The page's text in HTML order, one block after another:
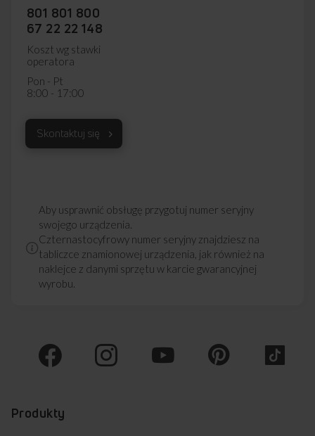
801 801 800
67 22 22 148
Koszt wg stawki
operatora
Pon - Pt
8:00 - 17:00
Skontaktuj się
Aby usprawnić obsługę przygotuj numer seryjny
swojego urządzenia.
Czternastocyfrowy numer seryjny znajdziesz na
tabliczce znamionowej urządzenia, jak również na
naklejce z danymi sprzętu w karcie gwarancyjnej
wyrobu.
Produkty